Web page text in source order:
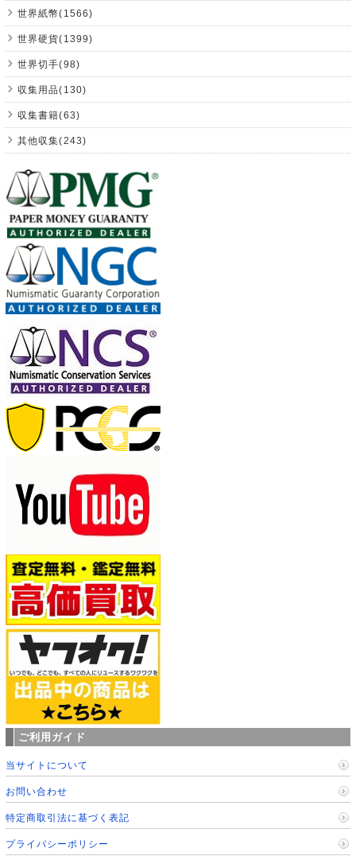
世界紙幣(1566)
世界硬貨(1399)
世界切手(98)
収集用品(130)
収集書籍(63)
其他収集(243)
ご利用ガイド
当サイトについて
お問い合わせ
特定商取引法に基づく表記
プライバシーポリシー